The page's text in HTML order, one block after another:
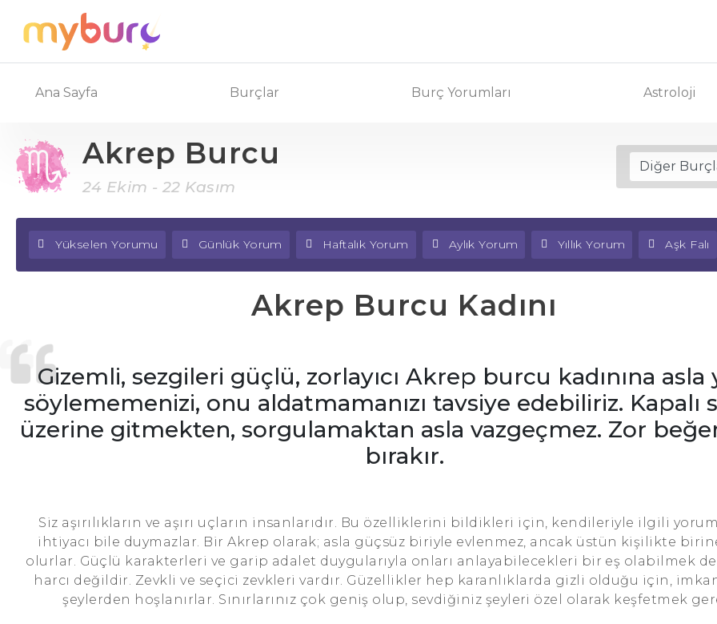
Ana Sayfa Burçlar Burç Yorumları Astroloji
Akrep Burcu
24 Ekim - 22 Kasım
Yükselen Yorumu Günlük Yorum Haftalık Yorum Aylık Yorum Yıllık Yorum Aşk Falı
Akrep Burcu Kadını
Gizemli, sezgileri güçlü, zorlayıcı Akrep burcu kadınına asla
söylememenizi, onu aldatmamanızı tavsiye edebiliriz. Kapalı
üzerine gitmekten, sorgulamaktan asla vazgeçmez. Zor
bırakır.
Siz aşırılıkların ve aşırı uçların insanlarıdır. Bu özelliklerini bildikleri için, kendileriyle ilgili
ihtiyacı bile duymazlar. Bir Akrep olarak; asla güçsüz biriyle evlenmez, ancak üstün kişilikte
olurlar. Güçlü karakterleri ve garip adalet duygularıyla onları anlayabilecekleri bir eş olabilmek
harcı değildir. Zevkli ve seçici zevkleri vardır. Güzellikler hep karanlıklarda gizli olduğu için,
şeylerden hoşlanırlar. Sınırlarınız çok geniş olup, sevdiğiniz şeyleri özel olarak keşfetmek